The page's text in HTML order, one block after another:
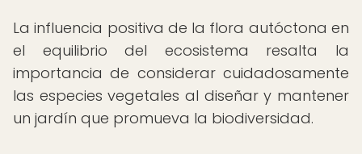
La influencia positiva de la flora autóctona en
el equilibrio del ecosistema resalta la
importancia de considerar cuidadosamente
las especies vegetales al diseñar y mantener
un jardín que promueva la biodiversidad.